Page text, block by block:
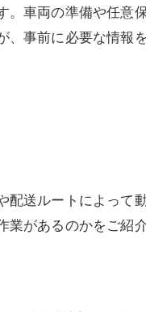
車両の準備や任意
事前に必要な情報
送ルートによって
があるのかをご紹介